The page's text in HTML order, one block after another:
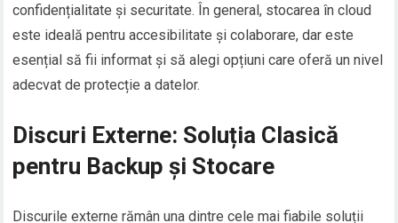
confidențialitate și securitate. În general, stocarea în cloud
este ideală pentru accesibilitate și colaborare, dar este
esențial să fii informat și să alegi opțiuni care oferă un nivel
adecvat de protecție a datelor.
Discuri Externe: Soluția Clasică
pentru Backup și Stocare
Discurile externe rămân una dintre cele mai fiabile soluții